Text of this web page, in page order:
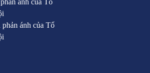
ánh của Tổ
phản ánh của Tổ